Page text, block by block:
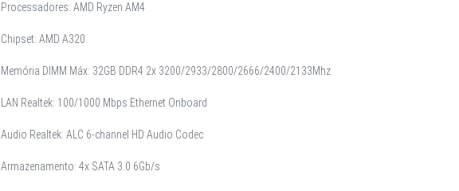
Processadores: AMD Ryzen AM4
Chipset: AMD A320
Memória DIMM Máx: 32GB DDR4 2x 3200/2933/2800/2666/2400/2133Mhz
LAN Realtek: 100/1000 Mbps Ethernet Onboard
Audio Realtek: ALC 6-channel HD Audio Codec
Armazenamento: 4x SATA 3.0 6Gb/s